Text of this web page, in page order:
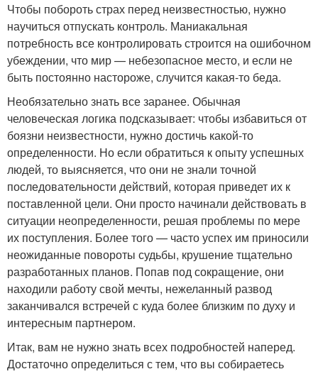
Чтобы побороть страх перед неизвестностью, нужно
научиться отпускать контроль. Маниакальная
потребность все контролировать строится на ошибочном
убеждении, что мир — небезопасное место, и если не
быть постоянно настороже, случится какая-то беда.
Необязательно знать все заранее. Обычная
человеческая логика подсказывает: чтобы избавиться от
боязни неизвестности, нужно достичь какой-то
определенности. Но если обратиться к опыту успешных
людей, то выясняется, что они не знали точной
последовательности действий, которая приведет их к
поставленной цели. Они просто начинали действовать в
ситуации неопределенности, решая проблемы по мере
их поступления. Более того — часто успех им приносили
неожиданные повороты судьбы, крушение тщательно
разработанных планов. Попав под сокращение, они
находили работу свой мечты, нежеланный развод
заканчивался встречей с куда более близким по духу и
интересным партнером.
Итак, вам не нужно знать всех подробностей наперед.
Достаточно определиться с тем, что вы собираетесь